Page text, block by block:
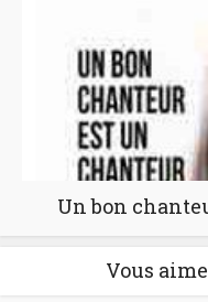
Un bon
Vous